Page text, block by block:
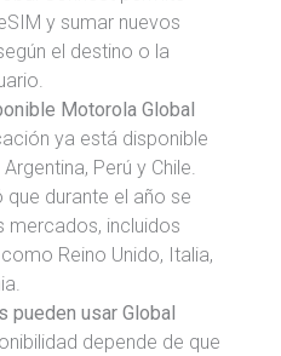
y sumar nuevos
el destino o la
Motorola Global
ya está disponible
Perú y Chile.
durante el año se
mercados, incluidos
Reino Unido, Italia,
pueden usar Global
depende de que